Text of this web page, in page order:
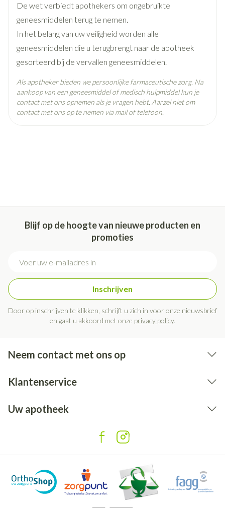
Hoeveelheid
Verpakking
4
Behoud Kamertemperatuur (15°C - 25°C)
De wet verbiedt apothekers om ongebruikte
geneesmiddelen terug te nemen.
In het belang van uw veiligheid worden alle
geneesmiddelen die u terugbrengt naar de apotheek
gesorteerd bij de vervallen geneesmiddelen.
Als apotheker bieden we persoonlijke farmaceutische zorg. Na
aankoop van een geneesmiddel of medisch hulpmiddel kun je
contact met ons opnemen als je vragen hebt. Aarzel niet om
contact met ons op te nemen via mail of telefoon.
Blijf op de hoogte van nieuwe producten en
promoties
Inschrijven
Door op inschrijven te klikken, schrijft u zich in voor onze nieuwsbrief
en gaat u akkoord met onze privacy policy.
Neem contact met ons op
Klantenservice
Uw apotheek